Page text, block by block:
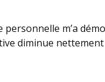
personnelle m’a
diminue